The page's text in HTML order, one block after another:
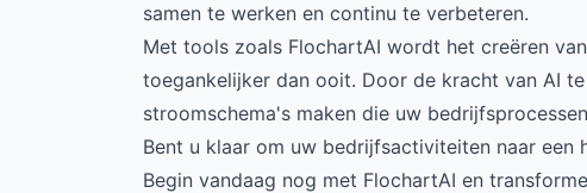
samen te werken en continu te verbeteren.
Met tools zoals FlochartAI wordt het creëren
toegankelijker dan ooit. Door de kracht van AI
stroomschema's maken die uw
Bent u klaar om uw bedrijfsactiviteiten naar
Begin vandaag nog met FlochartAI en